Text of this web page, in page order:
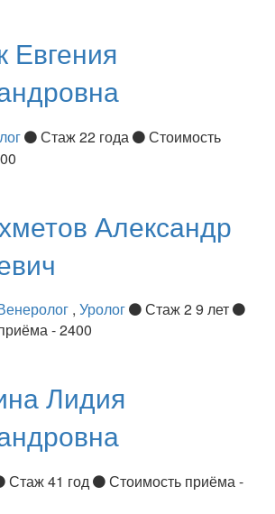
Евгения
Стаж 22 года
Стоимость
Александр
, Уролог
Стаж 2 9 лет
- 2400
Лидия
Стаж 41 год
Стоимость приёма -